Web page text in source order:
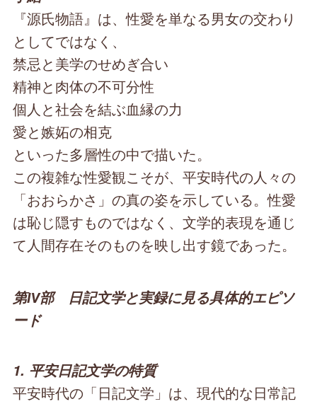
『源氏物語』は、性愛を単なる男女の交わり
としてではなく、
禁忌と美学のせめぎ合い
精神と肉体の不可分性
個人と社会を結ぶ血縁の力
愛と嫉妬の相克
といった多層性の中で描いた。
この複雑な性愛観こそが、平安時代の人々の
「おおらかさ」の真の姿を示している。性愛
は恥じ隠すものではなく、文学的表現を通じ
て人間存在そのものを映し出す鏡であった。
第Ⅳ部 日記文学と実録に見る具体的エピソ
ード
1. 平安日記文学の特質
平安時代の「日記文学」は、現代的な日常記